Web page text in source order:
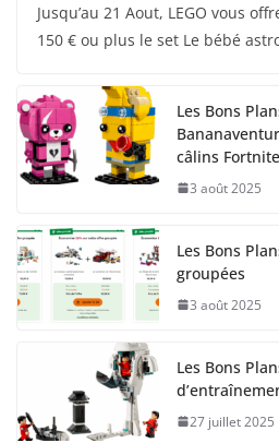
Jusqu’au 21 Aout, LEGO vous
150 € ou plus le set Le bébé
Les Bons
câlins Fortnite
3 août 2025
Les Bons
groupées
3 août 2025
Les Bons
27 juillet 2025